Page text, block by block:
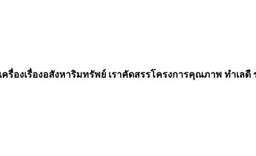
รื่องเรื่องอสังหาริมทรัพย์ เราคัดสรรโครงการคุณภาพ ทำเล